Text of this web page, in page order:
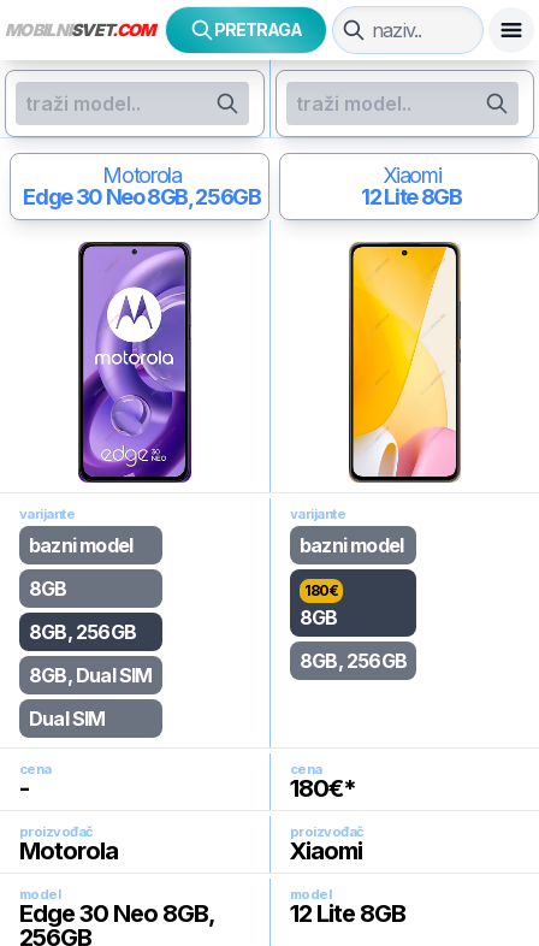
MOBILNISVET.COM PRETRAGA
Motorola
Edge 30 Neo8GB, 256GB
Xiaomi
12 Lite8GB
varijante
bazni model
8GB
8GB, 256GB
8GB, Dual SIM
Dual SIM
varijante
bazni model
180€
8GB
8GB, 256GB
cena
-
cena
180€*
proizvođač
Motorola
proizvođač
Xiaomi
model
Edge 30 Neo 8GB,
256GB
model
12 Lite 8GB